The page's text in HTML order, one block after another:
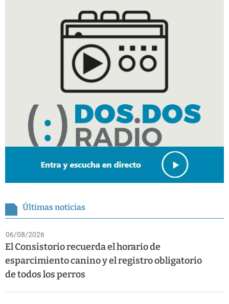
Últimas noticias
06/08/2026
El Consistorio recuerda el horario de
esparcimiento canino y el registro obligatorio
de todos los perros